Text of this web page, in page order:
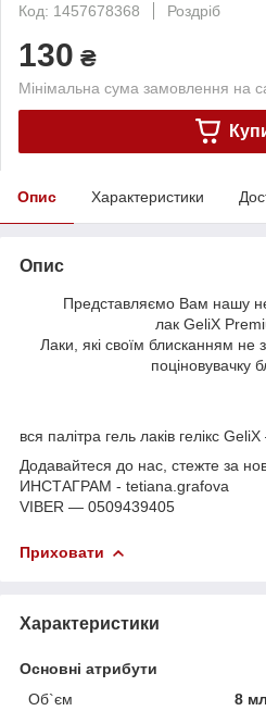
Код: 1457678368
Роздріб
130 ₴
Мінімальна сума замовлення на
Опис Характеристики
Опис
Представляємо Вам нашу
лак GeliX
Лаки, які своїм блисканням
поціновувачку
вся палітра гель лаків гелікс
Додавайтеся до нас, стежте за
ИНСТАГРАМ - tetiana.grafova
VIBER — 0509439405
Приховати
Характеристики
Основні атрибути
Об`єм
8 мл